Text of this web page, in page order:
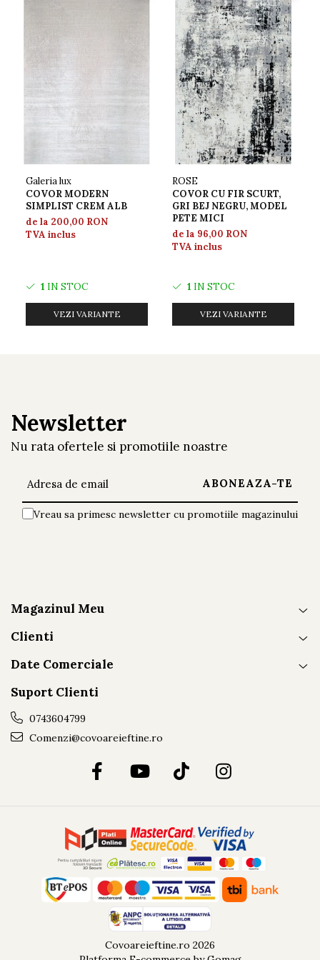
Galeria lux
COVOR MODERN
SIMPLIST CREM ALB
de la 200,00 RON
TVA inclus
1 IN STOC
VEZI VARIANTE
ROSE
COVOR CU FIR SCURT,
GRI BEJ NEGRU, MODEL
PETE MICI
de la 96,00 RON
TVA inclus
1 IN STOC
VEZI VARIANTE
Newsletter
Nu rata ofertele si promotiile noastre
Vreau sa primesc newsletter cu promotiile magazinului
Magazinul Meu
Clienti
Date Comerciale
Suport Clienti
0743604799
Comenzi@covoareieftine.ro
Covoareieftine.ro 2026